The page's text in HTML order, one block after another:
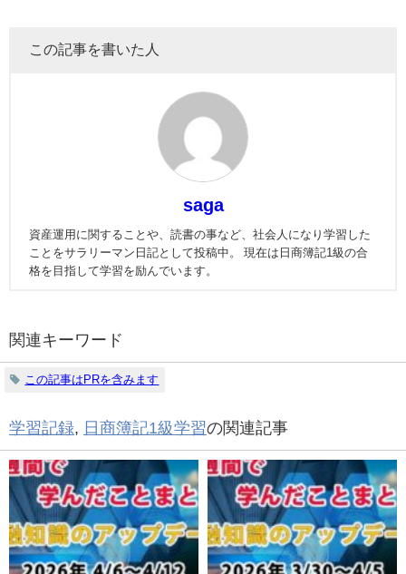
この記事を書いた人
saga
資産運用に関することや、読書の事など、社会人になり学習した
ことをサラリーマン日記として投稿中。 現在は日商簿記1級の合
格を目指して学習を励んでいます。
関連キーワード
この記事はPRを含みます
学習記録, 日商簿記1級学習の関連記事